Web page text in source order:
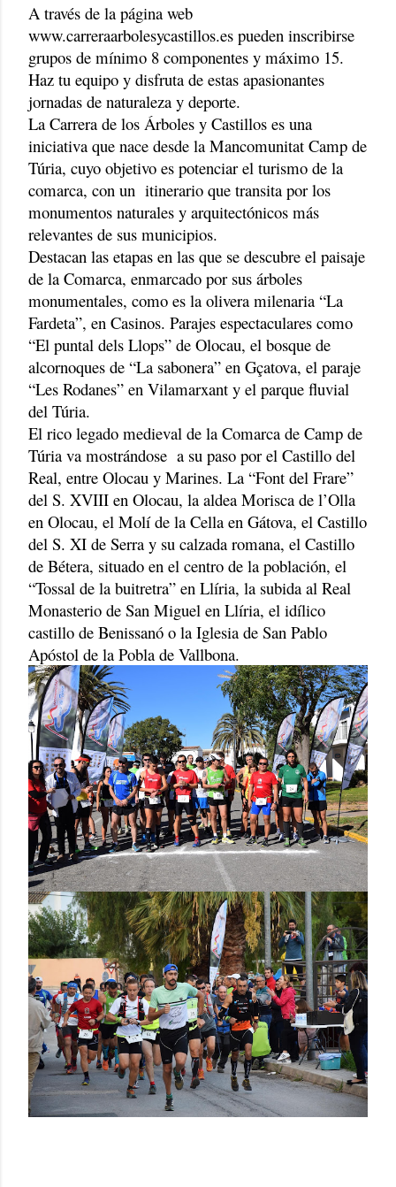
A través de la página web
www.carreraarbolesycastillos.es pueden inscribirse
grupos de mínimo 8 componentes y máximo 15.
Haz tu equipo y disfruta de estas apasionantes
jornadas de naturaleza y deporte.
La Carrera de los Árboles y Castillos es una
iniciativa que nace desde la Mancomunitat Camp de
Túria, cuyo objetivo es potenciar el turismo de la
comarca, con un itinerario que transita por los
monumentos naturales y arquitectónicos más
relevantes de sus municipios.
Destacan las etapas en las que se descubre el paisaje
de la Comarca, enmarcado por sus árboles
monumentales, como es la olivera milenaria “La
Fardeta”, en Casinos. Parajes espectaculares como
“El puntal dels Llops” de Olocau, el bosque de
alcornoques de “La sabonera” en Gçatova, el paraje
“Les Rodanes” en Vilamarxant y el parque fluvial
del Túria.
El rico legado medieval de la Comarca de Camp de
Túria va mostrándose a su paso por el Castillo del
Real, entre Olocau y Marines. La “Font del Frare”
del S. XVIII en Olocau, la aldea Morisca de l’Olla
en Olocau, el Molí de la Cella en Gátova, el Castillo
del S. XI de Serra y su calzada romana, el Castillo
de Bétera, situado en el centro de la población, el
“Tossal de la buitretra” en Llíria, la subida al Real
Monasterio de San Miguel en Llíria, el idílico
castillo de Benissanó o la Iglesia de San Pablo
Apóstol de la Pobla de Vallbona.